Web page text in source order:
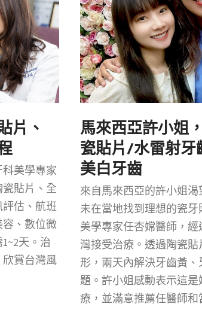
片、
美學專家
貼片、全
估、航班
、數位微
天。治
賞台灣風
馬來西亞許小姐
瓷貼片/水雷射
美白牙齒
來自馬來西亞的許小姐
未在當地找到理想的瓷
美學專家任杏嫦醫師，
灣接受治療。透過陶瓷
形，兩天內解決牙齒黃、
題。許小姐感動表示這
療，並滿意推薦任醫師和